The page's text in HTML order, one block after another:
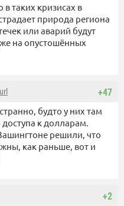
в таких кризисах в
природа региона
или аварий будут
на опустошённых
+47
url
будто у них там
к долларам.
решили, что
как раньше, вот и
+2